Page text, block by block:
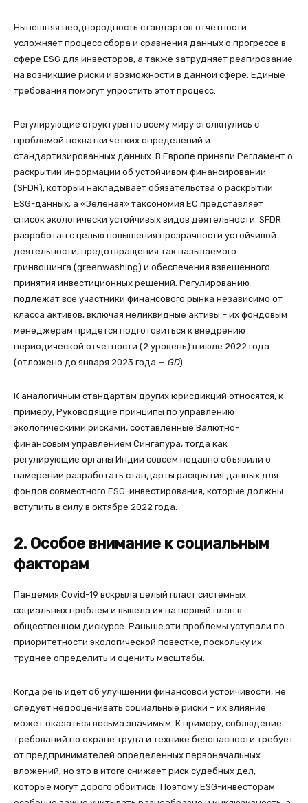
Нынешняя неоднородность стандартов отчетности
усложняет процесс сбора и сравнения данных о прогрессе в
сфере ESG для инвесторов, а также затрудняет реагирование
на возникшие риски и возможности в данной сфере. Единые
требования помогут упростить этот процесс.
Регулирующие структуры по всему миру столкнулись с
проблемой нехватки четких определений и
стандартизированных данных. В Европе приняли Регламент о
раскрытии информации об устойчивом финансировании
(SFDR), который накладывает обязательства о раскрытии
ESG-данных, а «Зеленая» таксономия ЕС представляет
список экологически устойчивых видов деятельности. SFDR
разработан с целью повышения прозрачности устойчивой
деятельности, предотвращения так называемого
гринвошинга (greenwashing) и обеспечения взвешенного
принятия инвестиционных решений. Регулированию
подлежат все участники финансового рынка независимо от
класса активов, включая неликвидные активы – их фондовым
менеджерам придется подготовиться к внедрению
периодической отчетности (2 уровень) в июле 2022 года
(отложено до января 2023 года — GD).
К аналогичным стандартам других юрисдикций относятся, к
примеру, Руководящие принципы по управлению
экологическими рисками, составленные Валютно-
финансовым управлением Сингапура, тогда как
регулирующие органы Индии совсем недавно объявили о
намерении разработать стандарты раскрытия данных для
фондов совместного ESG-инвестирования, которые должны
вступить в силу в октябре 2022 года.
2. Особое внимание к социальным
факторам
Пандемия Covid-19 вскрыла целый пласт системных
социальных проблем и вывела их на первый план в
общественном дискурсе. Раньше эти проблемы уступали по
приоритетности экологической повестке, поскольку их
труднее определить и оценить масштабы.
Когда речь идет об улучшении финансовой устойчивости, не
следует недооценивать социальные риски – их влияние
может оказаться весьма значимым. К примеру, соблюдение
требований по охране труда и технике безопасности требует
от предпринимателей определенных первоначальных
вложений, но это в итоге снижает риск судебных дел,
которые могут дорого обойтись. Поэтому ESG-инвесторам